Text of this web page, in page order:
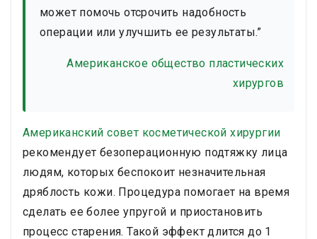
может помочь отсрочить надобность
операции или улучшить ее результаты.”
Американское общество пластических
хирургов
Американский совет косметической хирургии
рекомендует безоперационную подтяжку лица
людям, которых беспокоит незначительная
дряблость кожи. Процедура помогает на время
сделать ее более упругой и приостановить
процесс старения. Такой эффект длится до 1